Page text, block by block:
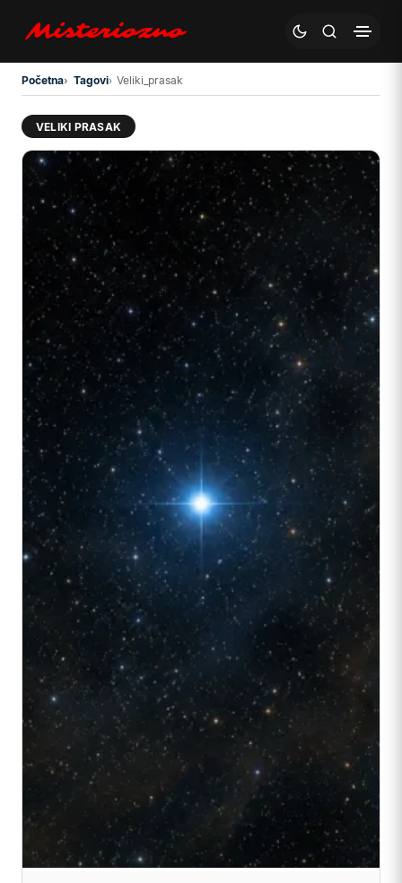
Preskoči na glavni sadržaj
Početna Tagovi Veliki_prasak
VELIKI PRASAK